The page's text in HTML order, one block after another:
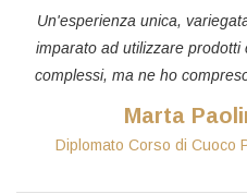
Un'esperienza unica,
imparato ad utilizzare prodotti
complessi, ma ne ho
Marta
Diplomato Corso di Cuoco